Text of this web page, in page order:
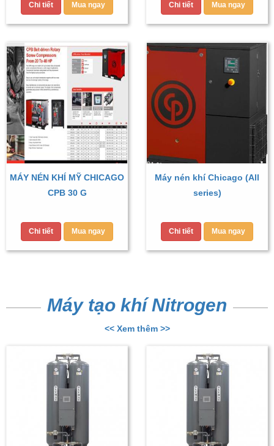
Chi tiết Mua ngay Chi tiết Mua ngay
MÁY NÉN KHÍ MỸ CHICAGO
CPB 30 G
Chi tiết Mua ngay
Máy nén khí Chicago (All
series)
Chi tiết Mua ngay
Máy tạo khí Nitrogen
<< Xem thêm >>